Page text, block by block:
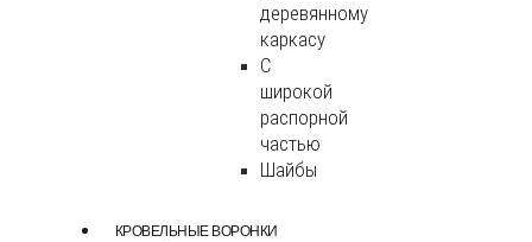
деревянному
каркасу
С
широкой
распорной
частью
Шайбы
КРОВЕЛЬНЫЕ ВОРОНКИ